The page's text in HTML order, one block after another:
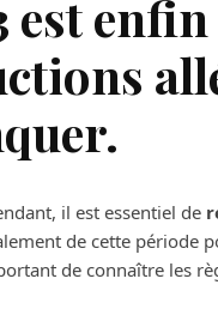
est
il est essentiel de
de cette période
de connaître les